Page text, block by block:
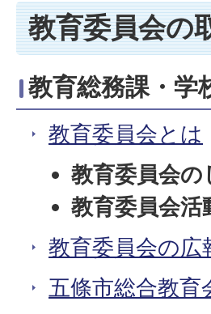
教育委員会の
教育総務課・学
教育委員会とは
教育委員会の
教育委員会活
教育委員会の
五條市総合教育